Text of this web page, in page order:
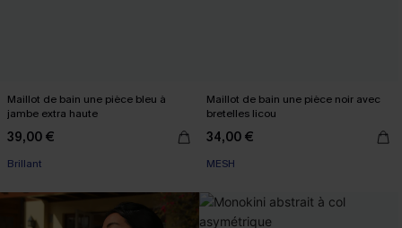
Maillot de bain une pièce bleu à
jambe extra haute
39,00 €
Brillant
Maillot de bain une pièce noir avec
bretelles licou
34,00 €
MESH